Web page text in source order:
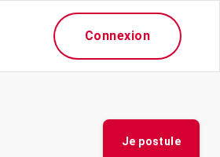
Connexion
Je postule